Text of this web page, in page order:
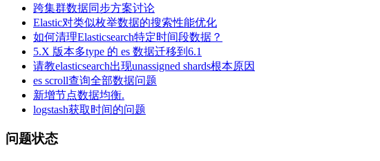
跨集群数据同步方案讨论
Elastic对类似枚举数据的搜索性能优化
如何清理Elasticsearch特定时间段数据？
5.X 版本多type 的 es 数据迁移到6.1
请教elasticsearch出现unassigned shards根本原因
es scroll查询全部数据问题
新增节点数据均衡.
logstash获取时间的问题
问题状态